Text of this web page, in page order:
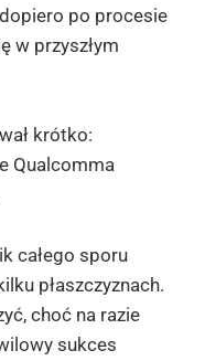
po procesie
w przyszłym
krótko:
Qualcomma
całego sporu
płaszczyznach.
choć na razie
sukces